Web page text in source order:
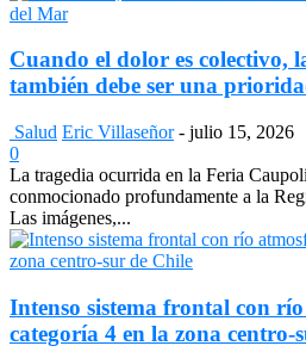
Cuando el dolor es colectivo,
también debe ser una
Salud Eric Villaseñor - julio 15, 2026
0
La tragedia ocurrida en la Feria
conmocionado profundamente a la
Las imágenes,...
Intenso sistema frontal con
categoría 4 en la zona centro-